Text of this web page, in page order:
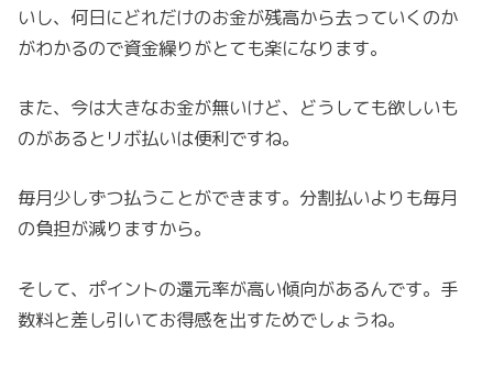
いし、何日にどれだけのお金が残高から去っていくのか
がわかるので資金繰りがとても楽になります。
また、今は大きなお金が無いけど、どうしても欲しいも
のがあるとリボ払いは便利ですね。
毎月少しずつ払うことができます。分割払いよりも毎月
の負担が減りますから。
そして、ポイントの還元率が高い傾向があるんです。手
数料と差し引いてお得感を出すためでしょうね。